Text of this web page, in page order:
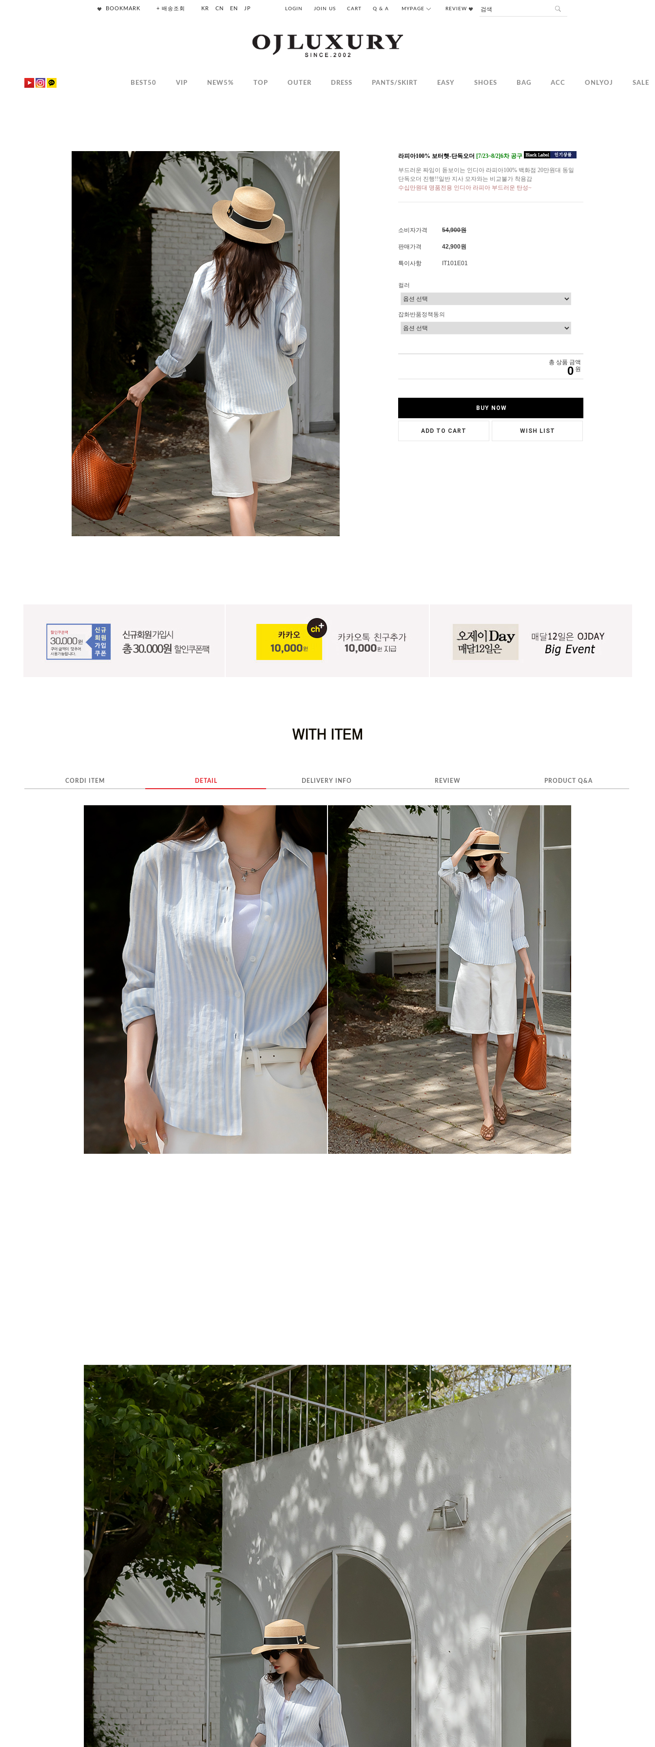
BOOKMARK + 배송조회 KR CN EN JP LOGIN JOIN US CART Q & A MYPAGE REVIEW
BEST50 VIP NEW5% TOP OUTER DRESS PANTS/SKIRT EASY SHOES BAG ACC ONLYOJ SALE
라피아100% 보터햇-단독오더 [7/23~8/2]6차 공구
부드러운 짜임이 돋보이는 인디아 라피아100% 백화점 20만원대 동일
단독오더 진행!!일반 지사 모자와는 비교불가 착용감
수십만원대 명품전용 인디아 라피아 부드러운 탄성~
소비자가격 54,900원
판매가격 42,900원
특이사항 IT101E01
컬러
잡화반품정책동의
총 상품 금액
0 원
BUY NOW
ADD TO CART WISH LIST
CORDI ITEM DETAIL DELIVERY INFO REVIEW PRODUCT Q&A